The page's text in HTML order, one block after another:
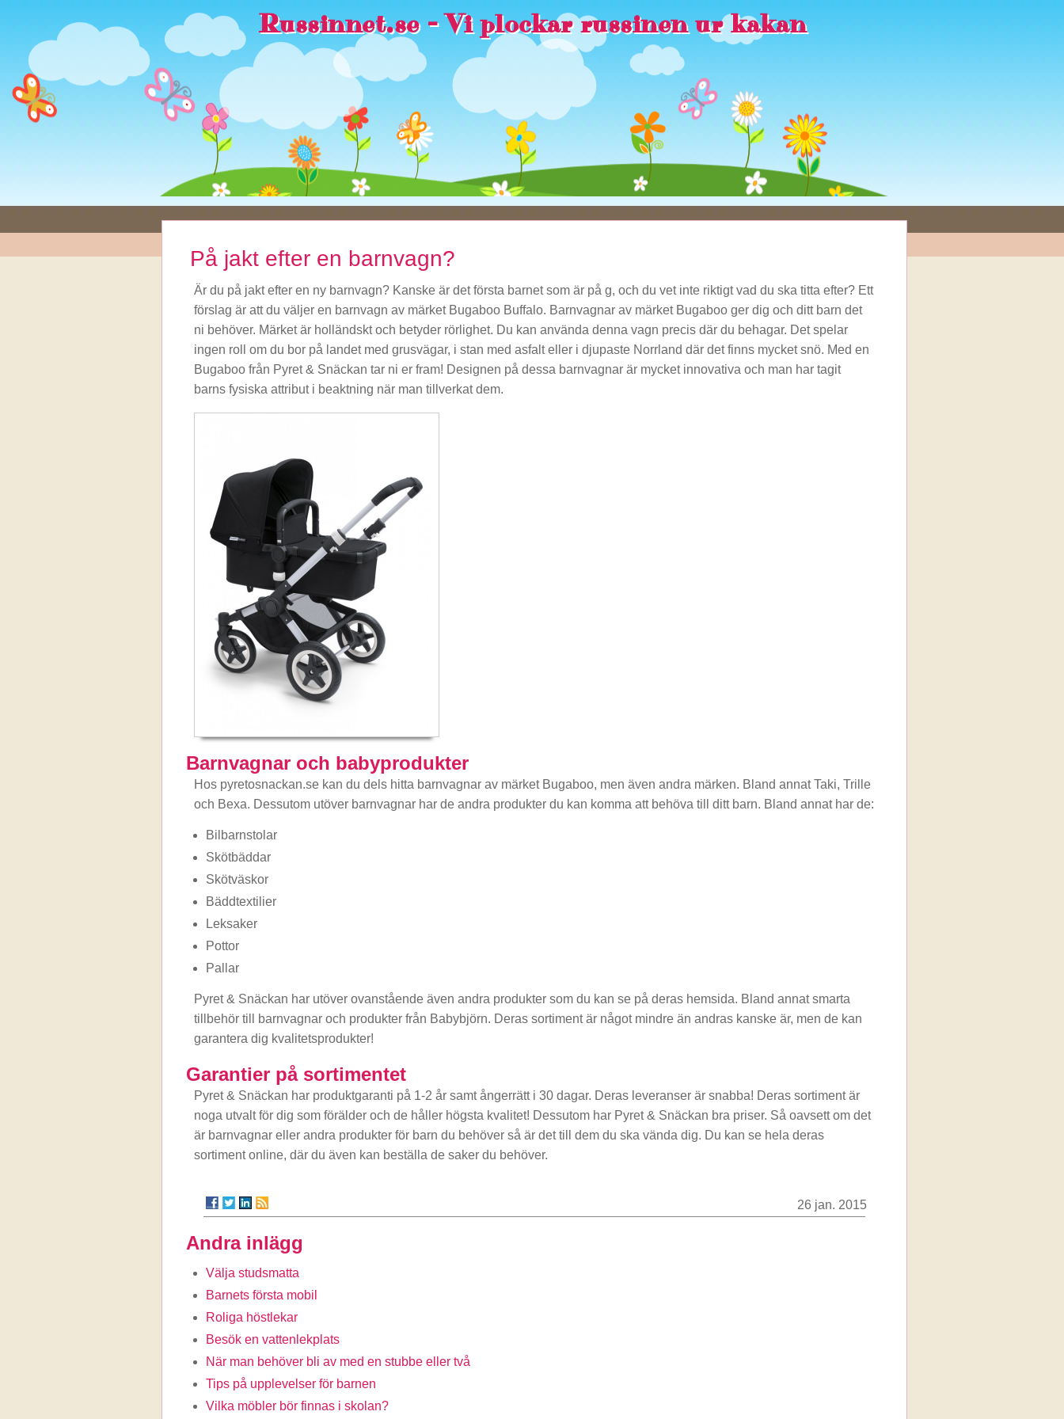
Russinnet.se - Vi plockar russinen ur kakan
På jakt efter en barnvagn?
Är du på jakt efter en ny barnvagn? Kanske är det första barnet som är på g, och du vet inte riktigt vad du ska titta efter? Ett
förslag är att du väljer en barnvagn av märket Bugaboo Buffalo. Barnvagnar av märket Bugaboo ger dig och ditt barn det
ni behöver. Märket är holländskt och betyder rörlighet. Du kan använda denna vagn precis där du behagar. Det spelar
ingen roll om du bor på landet med grusvägar, i stan med asfalt eller i djupaste Norrland där det finns mycket snö. Med en
Bugaboo från Pyret & Snäckan tar ni er fram! Designen på dessa barnvagnar är mycket innovativa och man har tagit
barns fysiska attribut i beaktning när man tillverkat dem.
Barnvagnar och babyprodukter
Hos pyretosnackan.se kan du dels hitta barnvagnar av märket Bugaboo, men även andra märken. Bland annat Taki, Trille
och Bexa. Dessutom utöver barnvagnar har de andra produkter du kan komma att behöva till ditt barn. Bland annat har de:
Bilbarnstolar
Skötbäddar
Skötväskor
Bäddtextilier
Leksaker
Pottor
Pallar
Pyret & Snäckan har utöver ovanstående även andra produkter som du kan se på deras hemsida. Bland annat smarta
tillbehör till barnvagnar och produkter från Babybjörn. Deras sortiment är något mindre än andras kanske är, men de kan
garantera dig kvalitetsprodukter!
Garantier på sortimentet
Pyret & Snäckan har produktgaranti på 1-2 år samt ångerrätt i 30 dagar. Deras leveranser är snabba! Deras sortiment är
noga utvalt för dig som förälder och de håller högsta kvalitet! Dessutom har Pyret & Snäckan bra priser. Så oavsett om det
är barnvagnar eller andra produkter för barn du behöver så är det till dem du ska vända dig. Du kan se hela deras
sortiment online, där du även kan beställa de saker du behöver.
26 jan. 2015
Andra inlägg
Välja studsmatta
Barnets första mobil
Roliga höstlekar
Besök en vattenlekplats
När man behöver bli av med en stubbe eller två
Tips på upplevelser för barnen
Vilka möbler bör finnas i skolan?